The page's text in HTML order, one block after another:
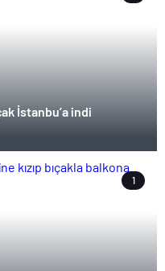
İstanbu’a indi
1